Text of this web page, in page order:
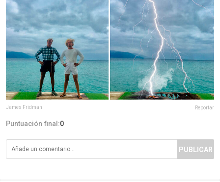
James Fridman Reportar
Puntuación final:0
PUBLICAR